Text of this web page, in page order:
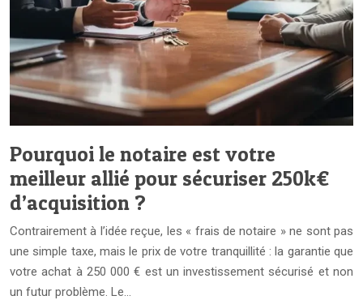
Pourquoi le notaire est votre
meilleur allié pour sécuriser 250k€
d’acquisition ?
Contrairement à l’idée reçue, les « frais de notaire » ne sont pas
une simple taxe, mais le prix de votre tranquillité : la garantie que
votre achat à 250 000 € est un investissement sécurisé et non
un futur problème. Le…